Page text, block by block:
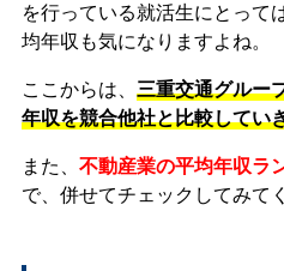
を行っている就活生にとって
均年収も気になりますよね。
ここからは、 三重交通グルー
年収を競合他社と比較してい
また、 不動産業の平均年収ラ
で、併せてチェックしてみて